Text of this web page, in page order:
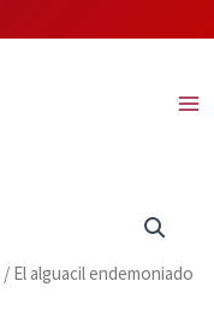
/ El alguacil endemoniado